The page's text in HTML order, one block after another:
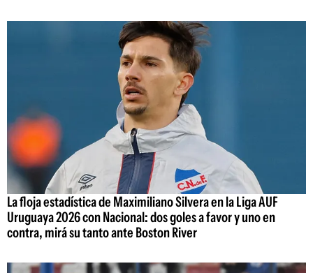
La floja estadística de Maximiliano Silvera en la Liga AUF
Uruguaya 2026 con Nacional: dos goles a favor y uno en
contra, mirá su tanto ante Boston River